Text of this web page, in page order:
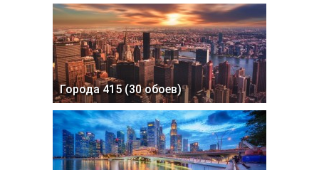
Города 415 (30 обоев)